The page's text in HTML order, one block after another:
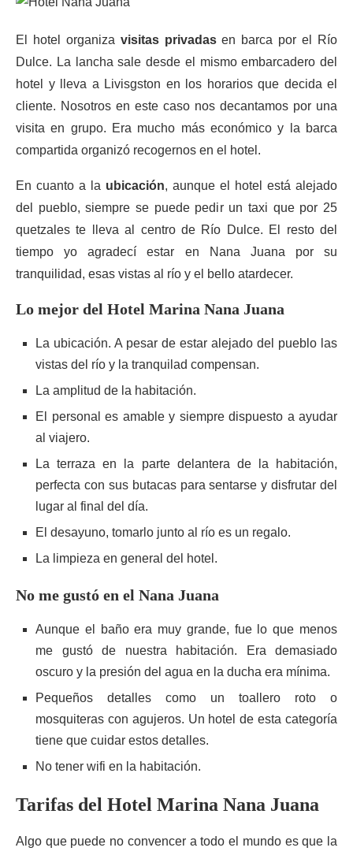
El hotel organiza visitas privadasen barca por el Río
Dulce. La lancha sale desde el mismo embarcadero del
hotel y lleva a Livisgston en los horarios que decida el
cliente. Nosotros en este caso nos decantamos por una
visita en grupo. Era mucho más económico y la barca
compartida organizó recogernos en el hotel.
En cuanto a la ubicación, aunque el hotel está alejado
del pueblo, siempre se puede pedir un taxi que por 25
quetzales te lleva al centro de Río Dulce. El resto del
tiempo yo agradecí estar en Nana Juana por su
tranquilidad, esas vistas al río y el bello atardecer.
Lo mejor del Hotel Marina Nana Juana
La ubicación. A pesar de estar alejado del pueblo las
vistas del río y la tranquilad compensan.
La amplitud de la habitación.
El personal es amable y siempre dispuesto a ayudar
al viajero.
La terraza en la parte delantera de la habitación,
perfecta con sus butacas para sentarse y disfrutar del
lugar al final del día.
El desayuno, tomarlo junto al río es un regalo.
La limpieza en general del hotel.
No me gustó en el Nana Juana
Aunque el baño era muy grande, fue lo que menos
me gustó de nuestra habitación. Era demasiado
oscuro y la presión del agua en la ducha era mínima.
Pequeños detalles como un toallero roto o
mosquiteras con agujeros. Un hotel de esta categoría
tiene que cuidar estos detalles.
No tener wifi en la habitación.
Tarifas del Hotel Marina Nana Juana
Algo que puede no convencer a todo el mundo es que la